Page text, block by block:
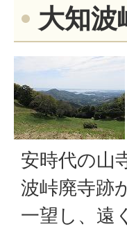
大知波
安時代の山
波峠廃寺跡
一望し、遠